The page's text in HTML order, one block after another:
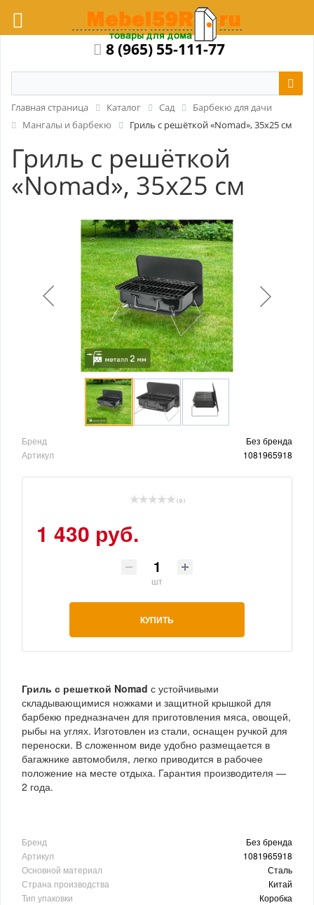
8 (965) 55-111-77
Главная страница Каталог Сад
Барбекю для дачи
Мангалы и барбекю
Гриль с решёткой «Nomad», 35x25 см
Гриль с решёткой
«Nomad», 35x25 см
Бренд
Без бренда
Артикул
1081965918
( 0 )
1 430 руб.
шт
КУПИТЬ
Гриль с решеткой Nomad с устойчивыми
складывающимися ножками и защитной крышкой для
барбекю предназначен для приготовления мяса, овощей,
рыбы на углях. Изготовлен из стали, оснащен ручкой для
переноски. В сложенном виде удобно размещается в
багажнике автомобиля, легко приводится в рабочее
положение на месте отдыха. Гарантия производителя —
2 года.
Бренд
Без бренда
Артикул
1081965918
Основной материал
Сталь
Страна производства
Китай
Тип упаковки
Коробка